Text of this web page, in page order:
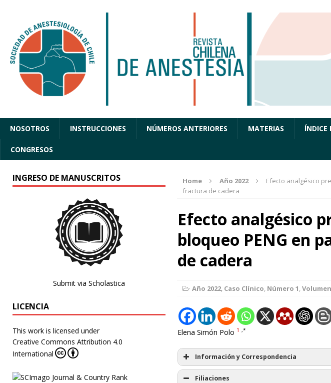
NOSOTROS INSTRUCCIONES NÚMEROS ANTERIORES MATERIAS ÍNDICE
CONGRESOS
Home Año 2022
Efecto analgésico
fractura de cadera
Efecto analgésico
bloqueo PENG en
de cadera
Año 2022, Caso Clínico, Número 1,Volumen
Elena Simón Polo 1 ,*
Información y Correspondencia
Filiaciones
INGRESO DE MANUSCRITOS
Submit via Scholastica
LICENCIA
This work is licensed under
Creative Commons Attribution 4.0
International